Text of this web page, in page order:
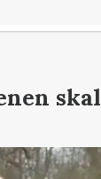
skal